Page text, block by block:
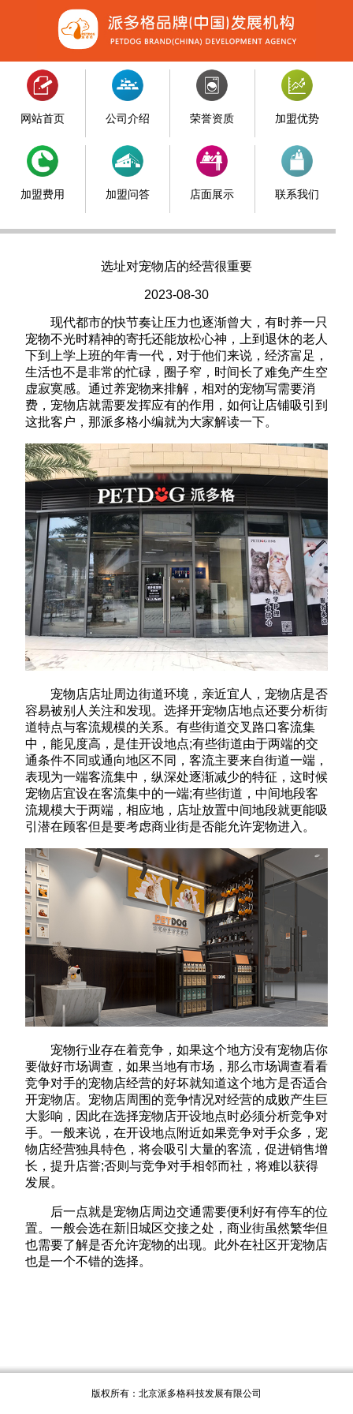
网站首页 公司介绍 荣誉资质 加盟优势
加盟费用 加盟问答 店面展示 联系我们
选址对宠物店的经营很重要
2023-08-30
现代都市的快节奏让压力也逐渐曾大，有时养一只
宠物不光时精神的寄托还能放松心神，上到退休的老人
下到上学上班的年青一代，对于他们来说，经济富足，
生活也不是非常的忙碌，圈子窄，时间长了难免产生空
虚寂寞感。通过养宠物来排解，相对的宠物写需要消
费，宠物店就需要发挥应有的作用，如何让店铺吸引到
这批客户，那派多格小编就为大家解读一下。
宠物店店址周边街道环境，亲近宜人，宠物店是否
容易被别人关注和发现。选择开宠物店地点还要分析街
道特点与客流规模的关系。有些街道交叉路口客流集
中，能见度高，是佳开设地点;有些街道由于两端的交
通条件不同或通向地区不同，客流主要来自街道一端，
表现为一端客流集中，纵深处逐渐减少的特征，这时候
宠物店宜设在客流集中的一端;有些街道，中间地段客
流规模大于两端，相应地，店址放置中间地段就更能吸
引潜在顾客但是要考虑商业街是否能允许宠物进入。
宠物行业存在着竞争，如果这个地方没有宠物店你
要做好市场调查，如果当地有市场，那么市场调查看看
竞争对手的宠物店经营的好坏就知道这个地方是否适合
开宠物店。宠物店周围的竞争情况对经营的成败产生巨
大影响，因此在选择宠物店开设地点时必须分析竞争对
手。一般来说，在开设地点附近如果竞争对手众多，宠
物店经营独具特色，将会吸引大量的客流，促进销售增
长，提升店誉;否则与竞争对手相邻而社，将难以获得
发展。
后一点就是宠物店周边交通需要便利好有停车的位
置。一般会选在新旧城区交接之处，商业街虽然繁华但
也需要了解是否允许宠物的出现。此外在社区开宠物店
也是一个不错的选择。
版权所有：北京派多格科技发展有限公司